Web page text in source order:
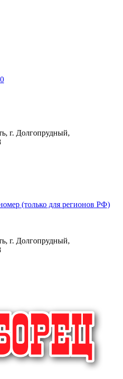
0
г. Долгопрудный,
(только для регионов РФ)
г. Долгопрудный,